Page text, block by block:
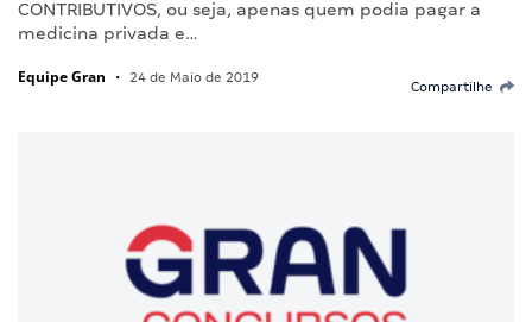
CONTRIBUTIVOS, ou seja, apenas quem podia pagar a
medicina privada e…
Equipe Gran • 24 de Maio de 2019
Compartilhe